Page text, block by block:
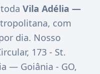
Vila Adélia —
com
dia. Nosso
173 - St.
— Goiânia - GO,